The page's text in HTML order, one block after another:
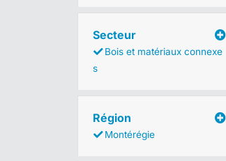
Secteur
Bois et matériaux connexe
s
Région
Montérégie